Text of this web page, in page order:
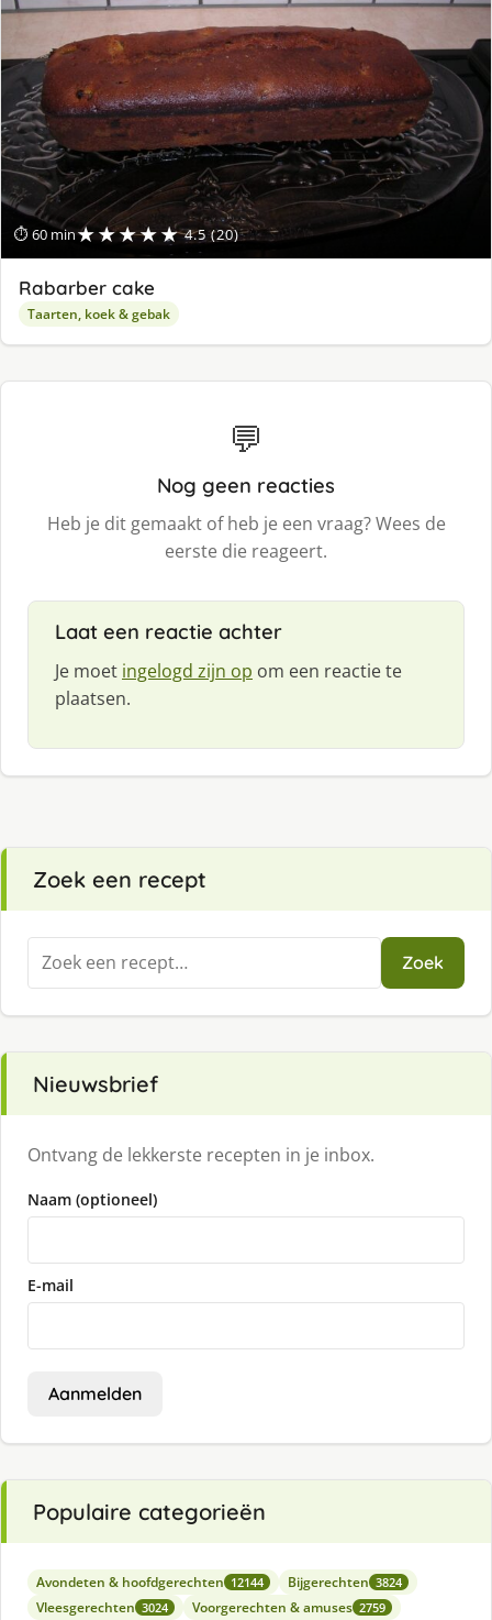
⏱ 60 min★★★★★ 4.5 (20)
Rabarber cake
Taarten, koek & gebak
💬
Nog geen reacties
Heb je dit gemaakt of heb je een vraag? Wees de
eerste die reageert.
Laat een reactie achter
Je moet ingelogd zijn op om een reactie te
plaatsen.
Zoek een recept
Zoeken
naar:
Zoek
Nieuwsbrief
Ontvang de lekkerste recepten in je inbox.
Naam (optioneel)
E-mail
Aanmelden
Populaire categorieën
Avondeten & hoofdgerechten 12144 Bijgerechten 3824
Vleesgerechten 3024 Voorgerechten & amuses 2759